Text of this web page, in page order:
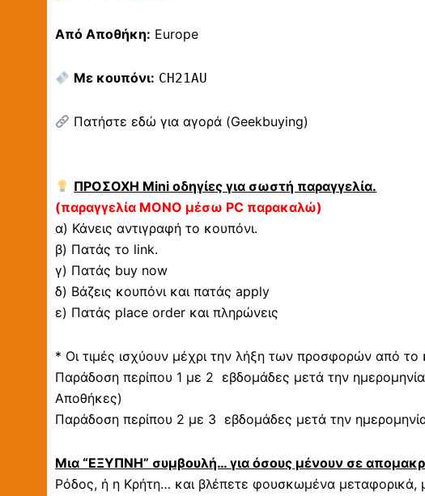
Από Αποθήκη: Europe
Με κουπόνι: CH21AU
Πατήστε εδώ για αγορά (Geekbuying)
ΠΡΟΣΟΧΗ Mini οδηγίες για σωστή παραγγελία.
(παραγγελία ΜΟΝΟ μέσω PC παρακαλώ)
α) Κάνεις αντιγραφή το κουπόνι.
β) Πατάς το link.
γ) Πατάς buy now
δ) Βάζεις κουπόνι και πατάς apply
ε) Πατάς place order και πληρώνεις
* Οι τιμές ισχύουν μέχρι την λήξη των προσφορών από το
Παράδοση περίπου 1 με 2 εβδομάδες μετά την
Αποθήκες)
Παράδοση περίπου 2 με 3 εβδομάδες μετά την
Μια “ΕΞΥΠΝΗ” συμβουλή… για όσους μένουν σε
Ρόδος, ή η Κρήτη… και βλέπετε φουσκωμένα μεταφορικά,